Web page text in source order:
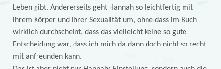
Leben gibt. Andererseits geht Hannah so leichtfertig mit
ihrem Körper und ihrer Sexualität um, ohne dass im Buch
wirklich durchscheint, dass das vielleicht keine so gute
Entscheidung war, dass ich mich da dann doch nicht so recht
mit anfreunden kann.